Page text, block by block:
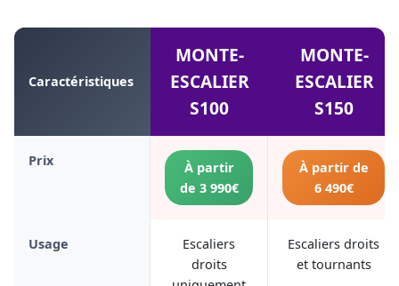
Caractéristiques
MONTE-
ESCALIER
S100
MONTE-
ESCALIER
S150
Prix
À partir
de 3 990€
À partir de
6 490€
Usage
Escaliers
droits
Escaliers droits
et tournants